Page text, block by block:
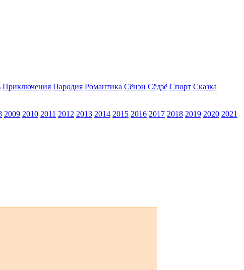
Приключения Пародия Романтика Сёнэн Сёдзё Спорт Сказка
2009 2010 2011 2012 2013 2014 2015 2016 2017 2018 2019 2020 2021